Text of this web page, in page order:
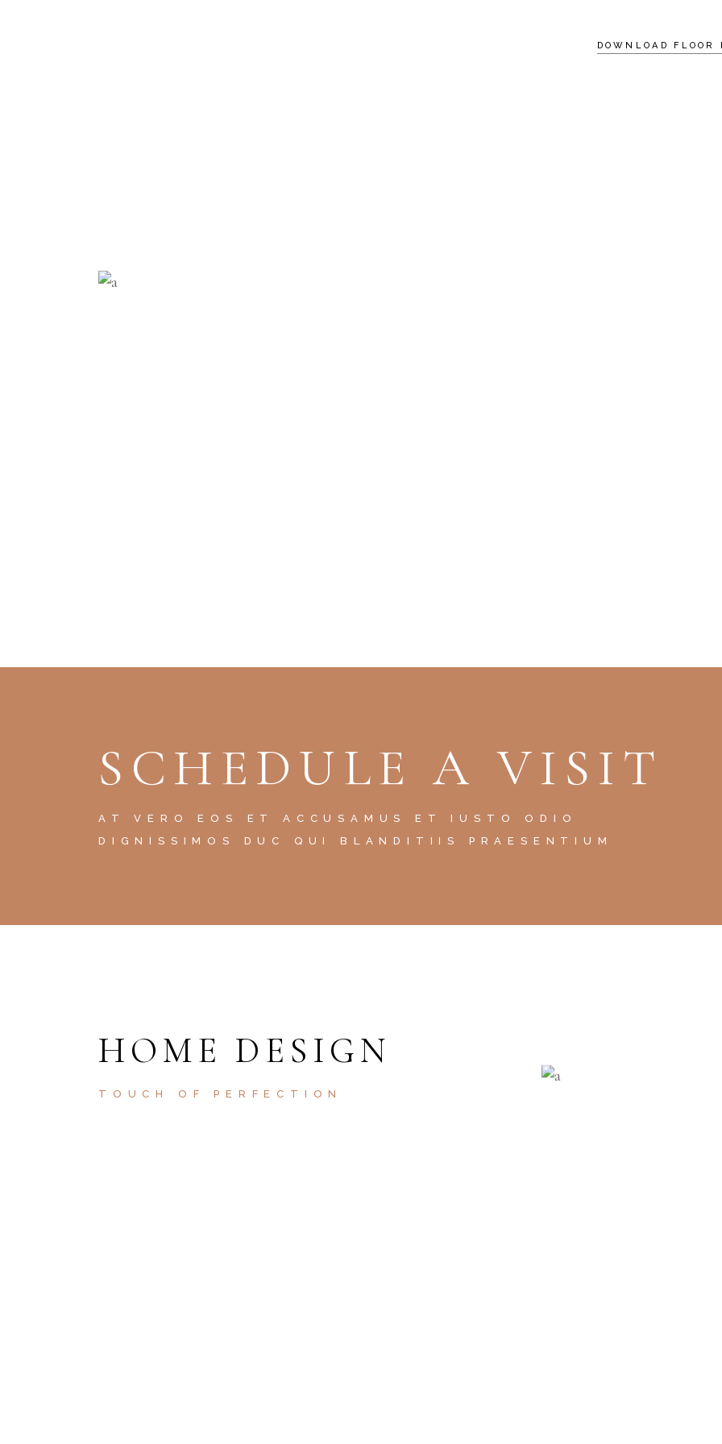
DOWNLOAD FLOOR
SCHEDULE A VISIT
AT VERO EOS ET ACCUSAMUS ET IUSTO ODIO
DIGNISSIMOS DUC QUI BLANDITIIS PRAESENTIUM
HOME DESIGN
TOUCH OF PERFECTION